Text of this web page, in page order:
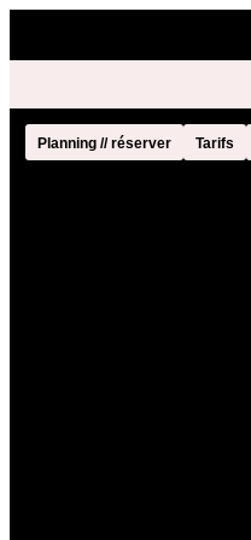
Planning // réserver Tarifs